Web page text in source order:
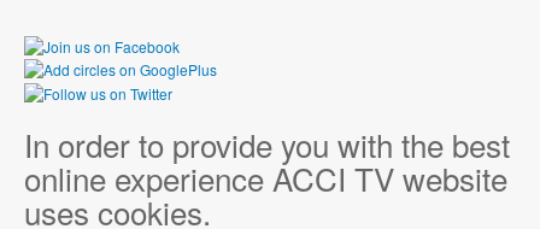
In order to provide you with the best
online experience ACCI TV website
uses cookies.